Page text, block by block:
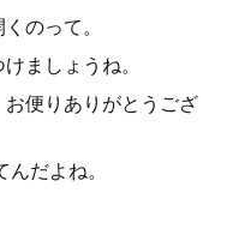
のって。
ましょうね。
便りありがとうござ
だよね。